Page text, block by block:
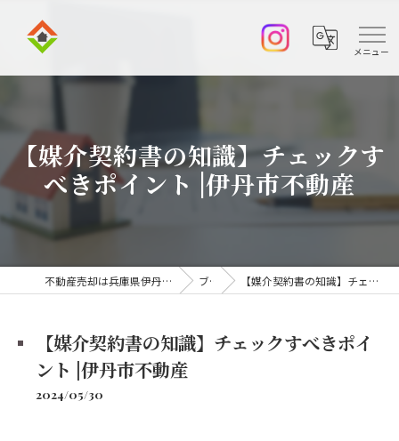
【媒介契約書の知識】チェックす
べきポイント |伊丹市不動産
不動産売却は兵庫県伊丹市の株式会社アークエステート ブログ 【媒介契約書の知識】チェックすべきポイント |伊丹市不動産
【媒介契約書の知識】チェックすべきポイ
ント |伊丹市不動産
2024/05/30